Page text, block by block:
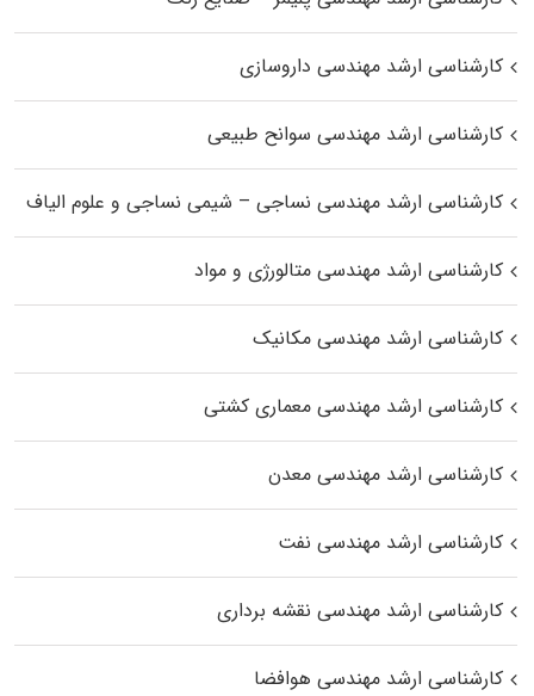
کارشناسی ارشد مهندسی داروسازی
کارشناسی ارشد مهندسی سوانح طبیعی
کارشناسی ارشد مهندسی نساجی – شیمی نساجی و علوم الیاف
کارشناسی ارشد مهندسی متالورژی و مواد
کارشناسی ارشد مهندسی مکانیک
کارشناسی ارشد مهندسی معماری کشتی
کارشناسی ارشد مهندسی معدن
کارشناسی ارشد مهندسی نفت
کارشناسی ارشد مهندسی نقشه برداری
کارشناسی ارشد مهندسی هوافضا